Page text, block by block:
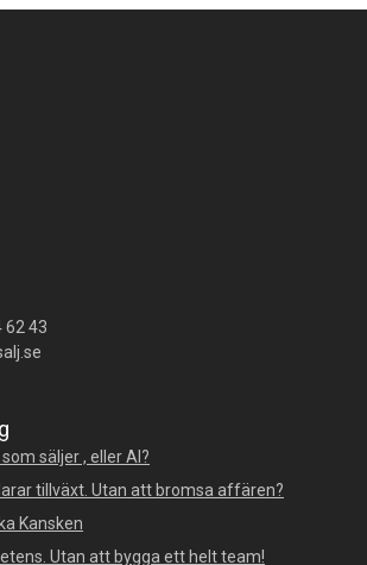
62 43
säljer , eller AI?
tillväxt. Utan att bromsa affären?
Kansken
Utan att bygga ett helt team!